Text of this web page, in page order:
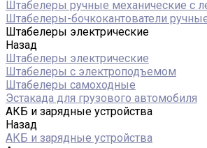
Штабелеры ручные механические с
Штабелеры-бочкокантователи
Штабелеры электрические
Назад
Штабелеры электрические
Штабелеры с электроподъемом
Штабелеры самоходные
Эстакада для грузового автомобиля
АКБ и зарядные устройства
Назад
АКБ и зарядные устройства